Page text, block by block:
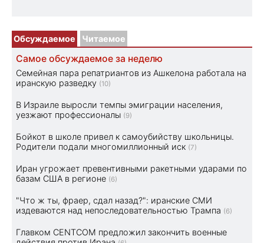
Обсуждаемое Читаемое
Самое обсуждаемое за неделю
Семейная пара репатриантов из Ашкелона работала на
иранскую разведку (10)
В Израиле выросли темпы эмиграции населения,
уезжают профессионалы (9)
Бойкот в школе привел к самоубийству школьницы.
Родители подали многомиллионный иск (7)
Иран угрожает превентивными ракетными ударами по
базам США в регионе (6)
"Что ж ты, фраер, сдал назад?": иранские СМИ
издеваются над непоследовательностью Трампа (6)
Главком CENTCOM предложил закончить военные